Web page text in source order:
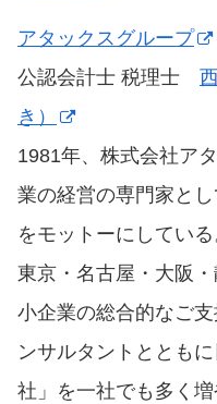
アタックスグループ
公認会計士 税理士
き）
1981年、株式会社ア
業の経営の専門家と
をモットーにしている
東京・名古屋・大阪
小企業の総合的なご
ンサルタントととも
社」を一社でも多く増